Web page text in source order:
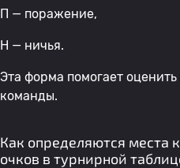
П — поражение,
Н — ничья.
Эта форма помогает
команды.
Как определяются места
очков в турнирной